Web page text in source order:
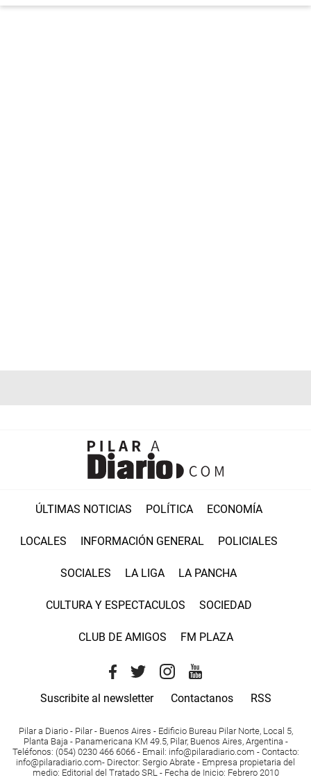
ÚLTIMAS NOTICIAS POLÍTICA ECONOMÍA
LOCALES INFORMACIÓN GENERAL POLICIALES
SOCIALES LA LIGA LA PANCHA
CULTURA Y ESPECTACULOS SOCIEDAD
CLUB DE AMIGOS FM PLAZA
Suscribite al newsletter Contactanos RSS
Pilar a Diario - Pilar - Buenos Aires - Edificio Bureau Pilar Norte, Local 5,
Planta Baja - Panamericana KM 49.5, Pilar, Buenos Aires, Argentina -
Teléfonos: (054) 0230 466 6066 - Email : info@pilaradiario.com - Contacto:
info@pilaradiario.com- Director: Sergio Abrate - Empresa propietaria del
medio: Editorial del Tratado SRL - Fecha de Inicio: Febrero 2010